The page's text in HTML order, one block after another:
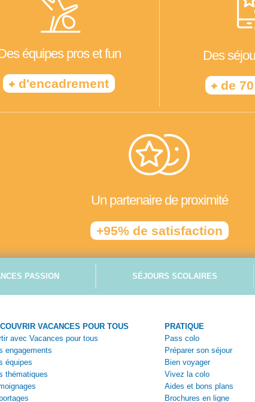
équipes pros et fun
+ d'encadrement
Des
+de
Un partenaire de proximité
+95% de satisfaction
PASSION SÉJOURS SCOLAIRES
VACANCES POUR TOUS
avec Vacances pour tous
engagements
équipes
thématiques
PRATIQUE
Pass colo
Préparer son séjour
Bien voyager
Vivez la colo
Aides et bons plans
Brochures en ligne